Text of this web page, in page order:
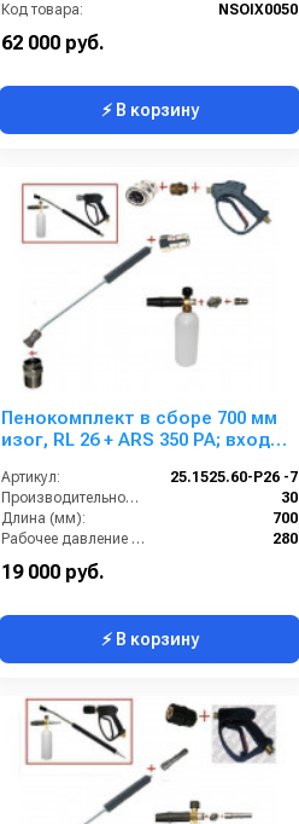
Код товара:
NSOIX0050
62 000 руб.
⚡ В корзину
Пенокомплект в сборе 700 мм
изог, RL 26 + ARS 350 РА; вход
Артикул:
25.1525.60-P26 -7
Производительность (л/мин):
30
Длина (мм):
700
Рабочее давление (бар):
280
19 000 руб.
⚡ В корзину